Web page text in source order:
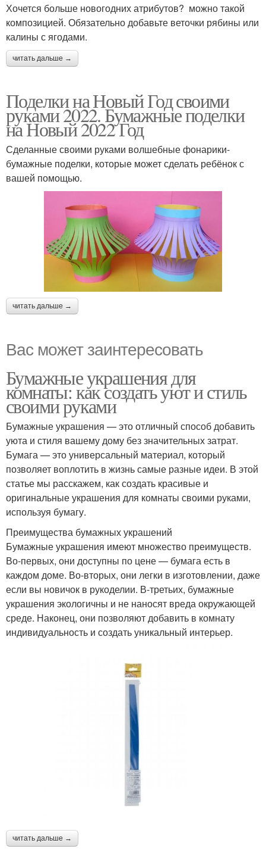
Хочется больше новогодних атрибутов? можно такой
композицией. Обязательно добавьте веточки рябины или
калины с ягодами.
читать дальше →
Поделки на Новый Год своими
руками 2022. Бумажные поделки
на Новый 2022 Год
Сделанные своими руками волшебные фонарики-
бумажные поделки, которые может сделать ребёнок с
вашей помощью.
читать дальше →
Вас может заинтересовать
Бумажные украшения для
комнаты: как создать уют и стиль
своими руками
Бумажные украшения — это отличный способ добавить
уюта и стиля вашему дому без значительных затрат.
Бумага — это универсальный материал, который
позволяет воплотить в жизнь самые разные идеи. В этой
статье мы расскажем, как создать красивые и
оригинальные украшения для комнаты своими руками,
используя бумагу.
Преимущества бумажных украшений
Бумажные украшения имеют множество преимуществ.
Во-первых, они доступны по цене — бумага есть в
каждом доме. Во-вторых, они легки в изготовлении, даже
если вы новичок в рукоделии. В-третьих, бумажные
украшения экологичны и не наносят вреда окружающей
среде. Наконец, они позволяют добавить в комнату
индивидуальность и создать уникальный интерьер.
читать дальше →